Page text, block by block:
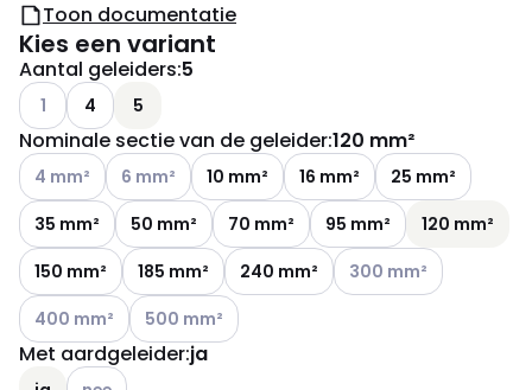
Toon documentatie
Kies een variant
Aantal geleiders:5
Andere varianten (Huidige combinatie niet mogelijk)
1 4 5
Nominale sectie van de geleider:120 mm²
Andere varianten (Huidige combinatie niet mogelijk)
4 mm² Andere varianten (Huidige combinatie niet
6 mm² 10 mm² 16 mm²
25 mm²
35 mm²
50 mm² 70 mm² 95 mm²
120 mm²
150 mm²
185 mm² 240 mm² Andere varianten
300 mm²
Andere varianten (Huidige combinatie niet mogelijk)
400 mm² Andere varianten (Huidige combinatie niet
500 mm²
Met aardgeleider:ja
Andere varianten (Huidige combinatie niet mogelijk)